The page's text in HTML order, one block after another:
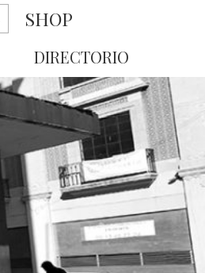
SHOP
DIRECTORIO